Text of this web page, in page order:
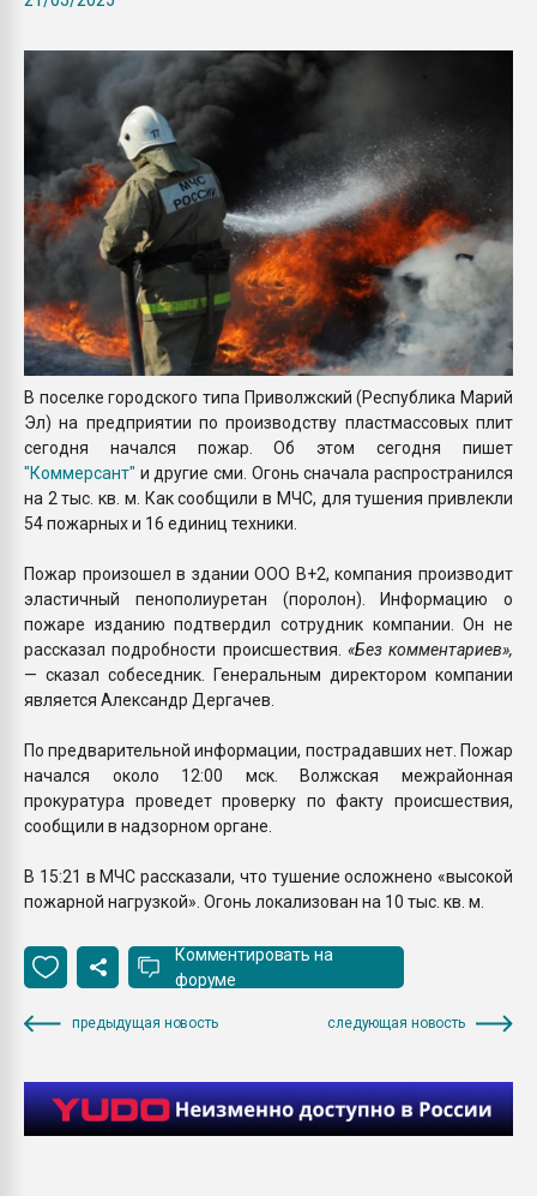
В поселке городского типа Приволжский (Республика Марий
Эл) на предприятии по производству пластмассовых плит
сегодня начался пожар. Об этом сегодня пишет
"Коммерсант" и другие сми. Огонь сначала распространился
на 2 тыс. кв. м. Как сообщили в МЧС, для тушения привлекли
54 пожарных и 16 единиц техники.
Пожар произошел в здании ООО В+2, компания производит
эластичный пенополиуретан (поролон). Информацию о
пожаре изданию подтвердил сотрудник компании. Он не
рассказал подробности происшествия. «Без комментариев»,
— сказал собеседник. Генеральным директором компании
является Александр Дергачев.
По предварительной информации, пострадавших нет. Пожар
начался около 12:00 мск. Волжская межрайонная
прокуратура проведет проверку по факту происшествия,
сообщили в надзорном органе.
В 15:21 в МЧС рассказали, что тушение осложнено «высокой
пожарной нагрузкой». Огонь локализован на 10 тыс. кв. м.
Комментировать на
форуме
предыдущая новость следующая новость